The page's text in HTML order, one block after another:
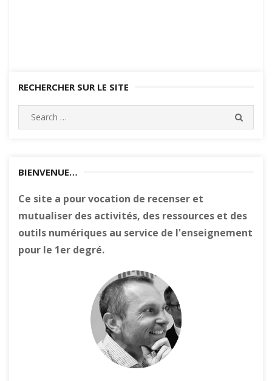
RECHERCHER SUR LE SITE
BIENVENUE…
Ce site a pour vocation de recenser et
mutualiser des activités, des ressources et des
outils numériques au service de l'enseignement
pour le 1er degré.